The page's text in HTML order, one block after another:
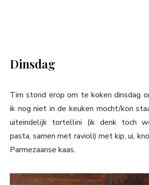
Dinsdag
Tim stond erop om te koken dinsdag
ik nog niet in de keuken mocht/kon
uiteindelijk tortellini (ik denk toch
pasta, samen met ravioli) met kip, ui,
Parmezaanse kaas.